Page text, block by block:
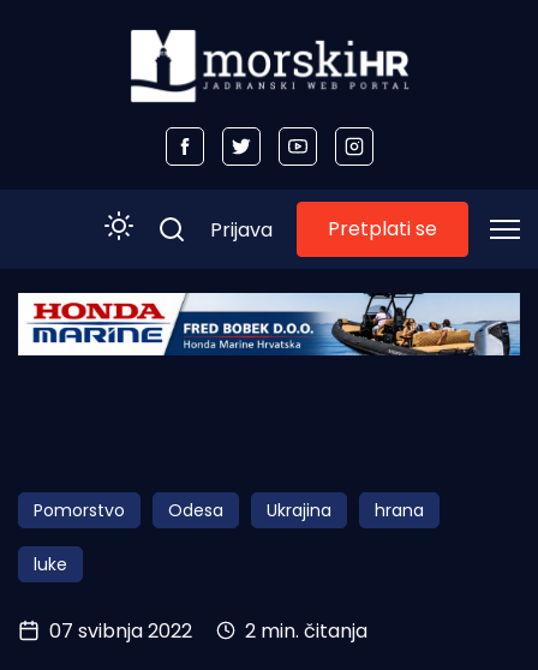
Početna
Obala
Otoci
Turizam i nautika
Pomorstvo
Prijava Pretplati se
Pomorstvo Odesa Ukrajina hrana
luke
07 svibnja 2022 2 min. čitanja